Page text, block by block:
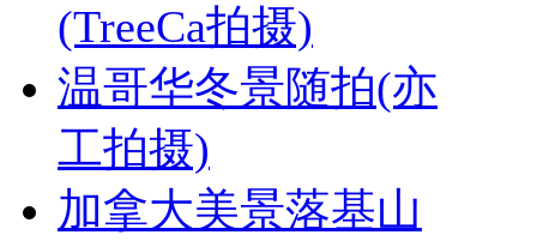
(TreeCa拍摄)
温哥华冬景随拍(亦
工拍摄)
加拿大美景落基山